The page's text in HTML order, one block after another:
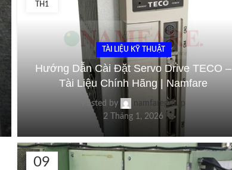
TH1
TÀI LIỆU KỸ THUẬT
Hướng Dẫn Cài Đặt Servo Drive TECO –
Tài Liệu Chính Hãng | Namfare
Posted by
namfaregroup
2 Tháng 1, 2026
09